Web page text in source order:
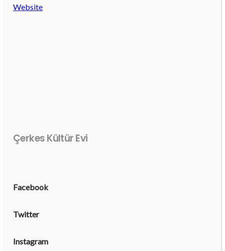
Website
Çerkes Kültür Evi
Facebook
Twitter
Instagram